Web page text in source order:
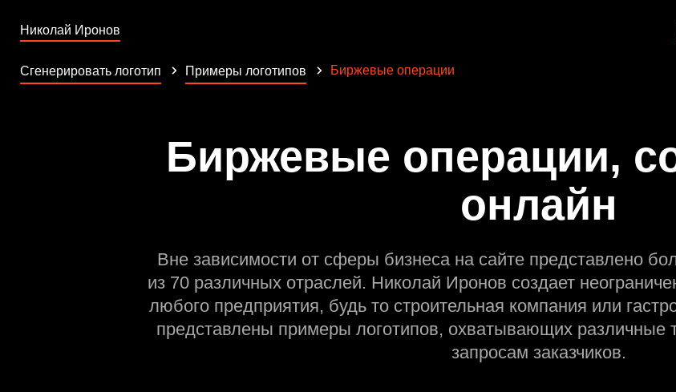
Николай Иронов
Сгенерировать логотип Примеры логотипов Биржевые операции
Биржевые операции,
онлайн
Вне зависимости от сферы бизнеса на сайте представлено
из 70 различных отраслей. Николай Иронов создает
любого предприятия, будь то строительная компания или
представлены примеры логотипов, охватывающих различные
запросам заказчиков.